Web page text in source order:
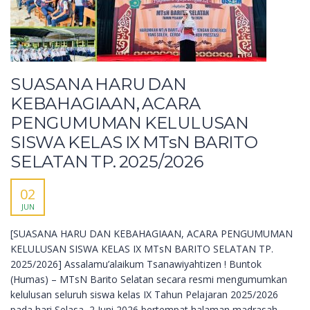
SUASANA HARU DAN
KEBAHAGIAAN, ACARA
PENGUMUMAN KELULUSAN
SISWA KELAS IX MTsN BARITO
SELATAN TP. 2025/2026
02
JUN
[SUASANA HARU DAN KEBAHAGIAAN, ACARA PENGUMUMAN
KELULUSAN SISWA KELAS IX MTsN BARITO SELATAN TP.
2025/2026] Assalamu’alaikum Tsanawiyahtizen ! Buntok
(Humas) – MTsN Barito Selatan secara resmi mengumumkan
kelulusan seluruh siswa kelas IX Tahun Pelajaran 2025/2026